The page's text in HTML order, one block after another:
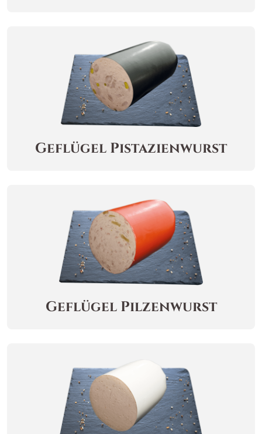
Geflügel Pistazienwurst
Geflügel Pilzenwurst